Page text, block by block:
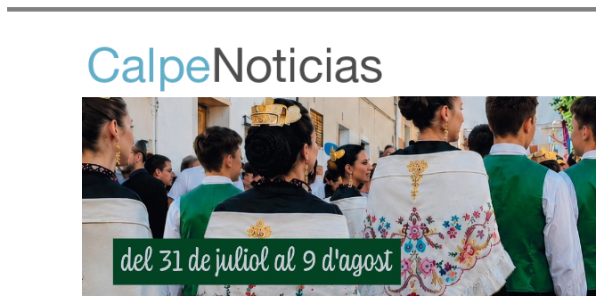
Pasar al